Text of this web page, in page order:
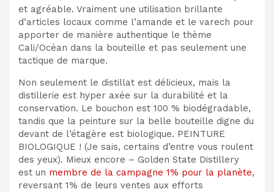
et agréable. Vraiment une utilisation brillante
d’articles locaux comme l’amande et le varech pour
apporter de manière authentique le thème
Cali/Océan dans la bouteille et pas seulement une
tactique de marque.
Non seulement le distillat est délicieux, mais la
distillerie est hyper axée sur la durabilité et la
conservation. Le bouchon est 100 % biodégradable,
tandis que la peinture sur la belle bouteille digne du
devant de l’étagère est biologique. PEINTURE
BIOLOGIQUE ! (Je sais, certains d’entre vous roulent
des yeux). Mieux encore – Golden State Distillery
est un membre de la campagne 1% pour la planète,
reversant 1% de leurs ventes aux efforts